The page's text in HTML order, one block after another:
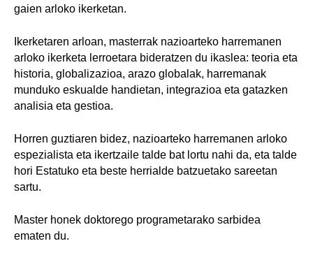
gaien arloko ikerketan.
Ikerketaren arloan, masterrak nazioarteko harremanen
arloko ikerketa lerroetara bideratzen du ikaslea: teoria eta
historia, globalizazioa, arazo globalak, harremanak
munduko eskualde handietan, integrazioa eta gatazken
analisia eta gestioa.
Horren guztiaren bidez, nazioarteko harremanen arloko
espezialista eta ikertzaile talde bat lortu nahi da, eta talde
hori Estatuko eta beste herrialde batzuetako sareetan
sartu.
Master honek doktorego programetarako sarbidea
ematen du.